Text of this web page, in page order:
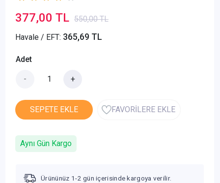
377,00 TL 550,00 TL
Havale / EFT: 365,69 TL
Adet
- +
SEPETE EKLE FAVORİLERE EKLE
Aynı Gün Kargo
Ürününüz 1-2 gün içerisinde kargoya verilir.